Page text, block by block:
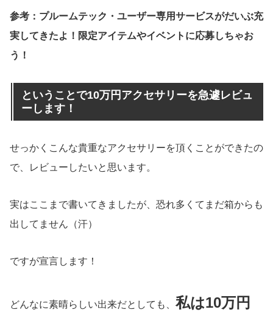
参考：プルームテック・ユーザー専用サービスがだいぶ充
実してきたよ！限定アイテムやイベントに応募しちゃお
う！
ということで10万円アクセサリーを急遽レビュ
ーします！
せっかくこんな貴重なアクセサリーを頂くことができたの
で、レビューしたいと思います。
実はここまで書いてきましたが、恐れ多くてまだ箱からも
出してません（汗）
ですが宣言します！
どんなに素晴らしい出来だとしても、 私は10万円